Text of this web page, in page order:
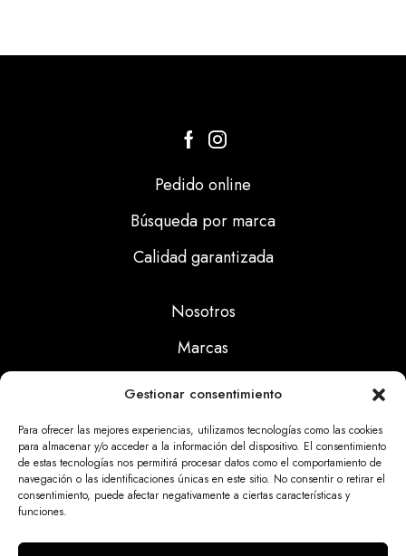
Gestionar consentimiento
Para ofrecer las mejores experiencias, utilizamos tecnologías como las cookies
para almacenar y/o acceder a la información del dispositivo. El consentimiento
de estas tecnologías nos permitirá procesar datos como el comportamiento de
navegación o las identificaciones únicas en este sitio. No consentir o retirar el
consentimiento, puede afectar negativamente a ciertas características y
funciones.
Pedido online
Búsqueda por marca
Calidad garantizada
Nosotros
Marcas
Noticias
Aviso Legal
Politicas Cookies